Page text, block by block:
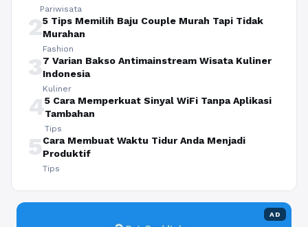
Pariwisata
25 Tips Memilih Baju Couple Murah Tapi Tidak
Murahan
Fashion
37 Varian Bakso Antimainstream Wisata Kuliner
Indonesia
Kuliner
45 Cara Memperkuat Sinyal WiFi Tanpa Aplikasi
Tambahan
Tips
5Cara Membuat Waktu Tidur Anda Menjadi
Produktif
Tips
AD